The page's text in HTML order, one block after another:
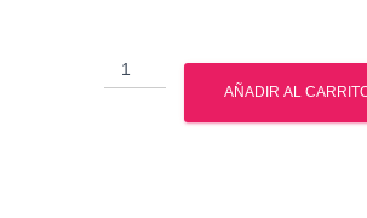
Boldabol
cantidad
AÑADIR AL